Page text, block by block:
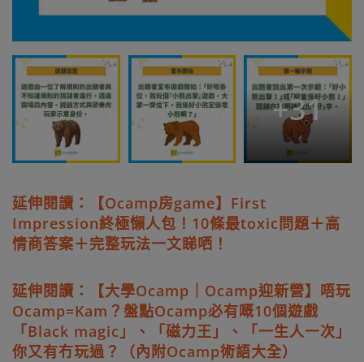
+31
延伸閱讀：【Ocamp房game】First
Impression終極懶人包！10條最toxic問題＋高
情商答案＋完整玩法一文睇哂！
延伸閱讀：【大學Ocamp｜Ocamp迎新營】唔玩
Ocamp=Kam？盤點Ocamp必有嘅10個遊戲
「Black magic」、「磁力王」、「一生人一次」
你又有冇玩過？（內附Ocamp術語大全）